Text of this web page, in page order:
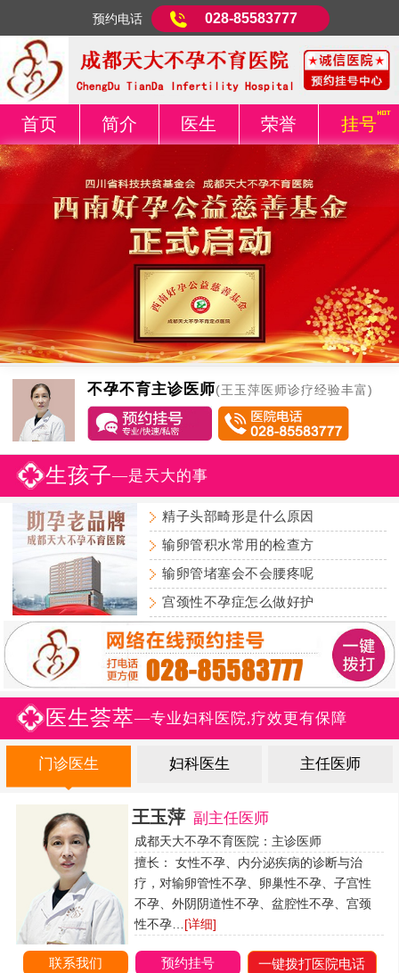
预约电话 028-85583777
首页 简介 医生 荣誉 挂号
不孕不育主诊医师(王玉萍医师诊疗经验丰富)
生孩子—是天大的事
精子头部畸形是什么原因
输卵管积水常用的检查方
输卵管堵塞会不会腰疼呢
宫颈性不孕症怎么做好护
医生荟萃—专业妇科医院,疗效更有保障
门诊医生 妇科医生 主任医师
王玉萍 副主任医师
成都天大不孕不育医院：主诊医师
擅长： 女性不孕、内分泌疾病的诊断与治
疗，对输卵管性不孕、卵巢性不孕、子宫性
不孕、外阴阴道性不孕、盆腔性不孕、宫颈
性不孕… [详细]
联系我们 预约挂号 一键拨打医院电话